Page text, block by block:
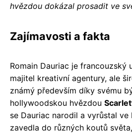
hvězdou dokázal prosadit ve
Zajímavosti a fakta
Romain Dauriac je francouzský
majitel kreativní agentury, ale
známý především díky svému
hollywoodskou hvězdou
se Dauriac narodil a vyrůstal ve
zavedla do různých koutů